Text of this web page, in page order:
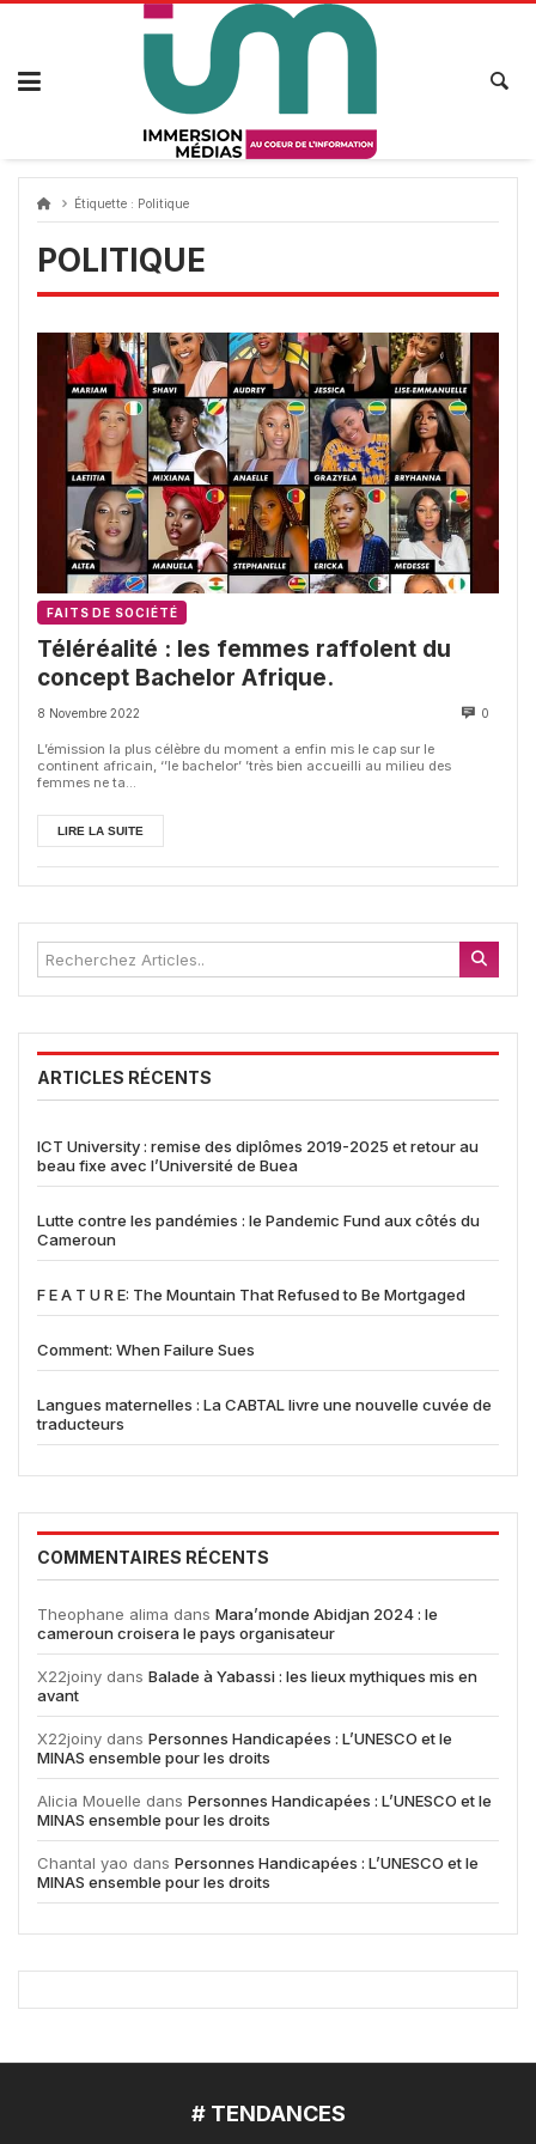
Passer
Étiquette : Politique
POLITIQUE
FAITS DE SOCIÉTÉ
Téléréalité : les femmes raffolent du
concept Bachelor Afrique.
8 Novembre 2022 0
L’émission la plus célèbre du moment a enfin mis le cap sur le
continent africain, ‘’le bachelor’ ’très bien accueilli au milieu des
femmes ne ta...
LIRE LA SUITE
ARTICLES RÉCENTS
ICT University : remise des diplômes 2019-2025 et retour au
beau fixe avec l’Université de Buea
Lutte contre les pandémies : le Pandemic Fund aux côtés du
Cameroun
F E A T U R E: The Mountain That Refused to Be Mortgaged
Comment: When Failure Sues
Langues maternelles : La CABTAL livre une nouvelle cuvée de
traducteurs
COMMENTAIRES RÉCENTS
Theophane alima dans Mara’monde Abidjan 2024 : le
cameroun croisera le pays organisateur
X22joiny dans Balade à Yabassi : les lieux mythiques mis en
avant
X22joiny dans Personnes Handicapées : L’UNESCO et le
MINAS ensemble pour les droits
Alicia Mouelle dans Personnes Handicapées : L’UNESCO et le
MINAS ensemble pour les droits
Chantal yao dans Personnes Handicapées : L’UNESCO et le
MINAS ensemble pour les droits
# TENDANCES